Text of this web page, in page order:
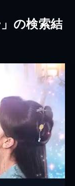
の検索結